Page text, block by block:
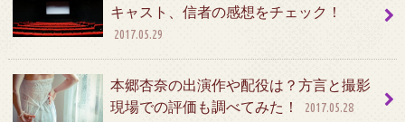
キャスト、信者の感想をチェック！
2017.05.29
本郷杏奈の出演作や配役は？方言と撮影
現場での評価も調べてみた！
2017.05.28